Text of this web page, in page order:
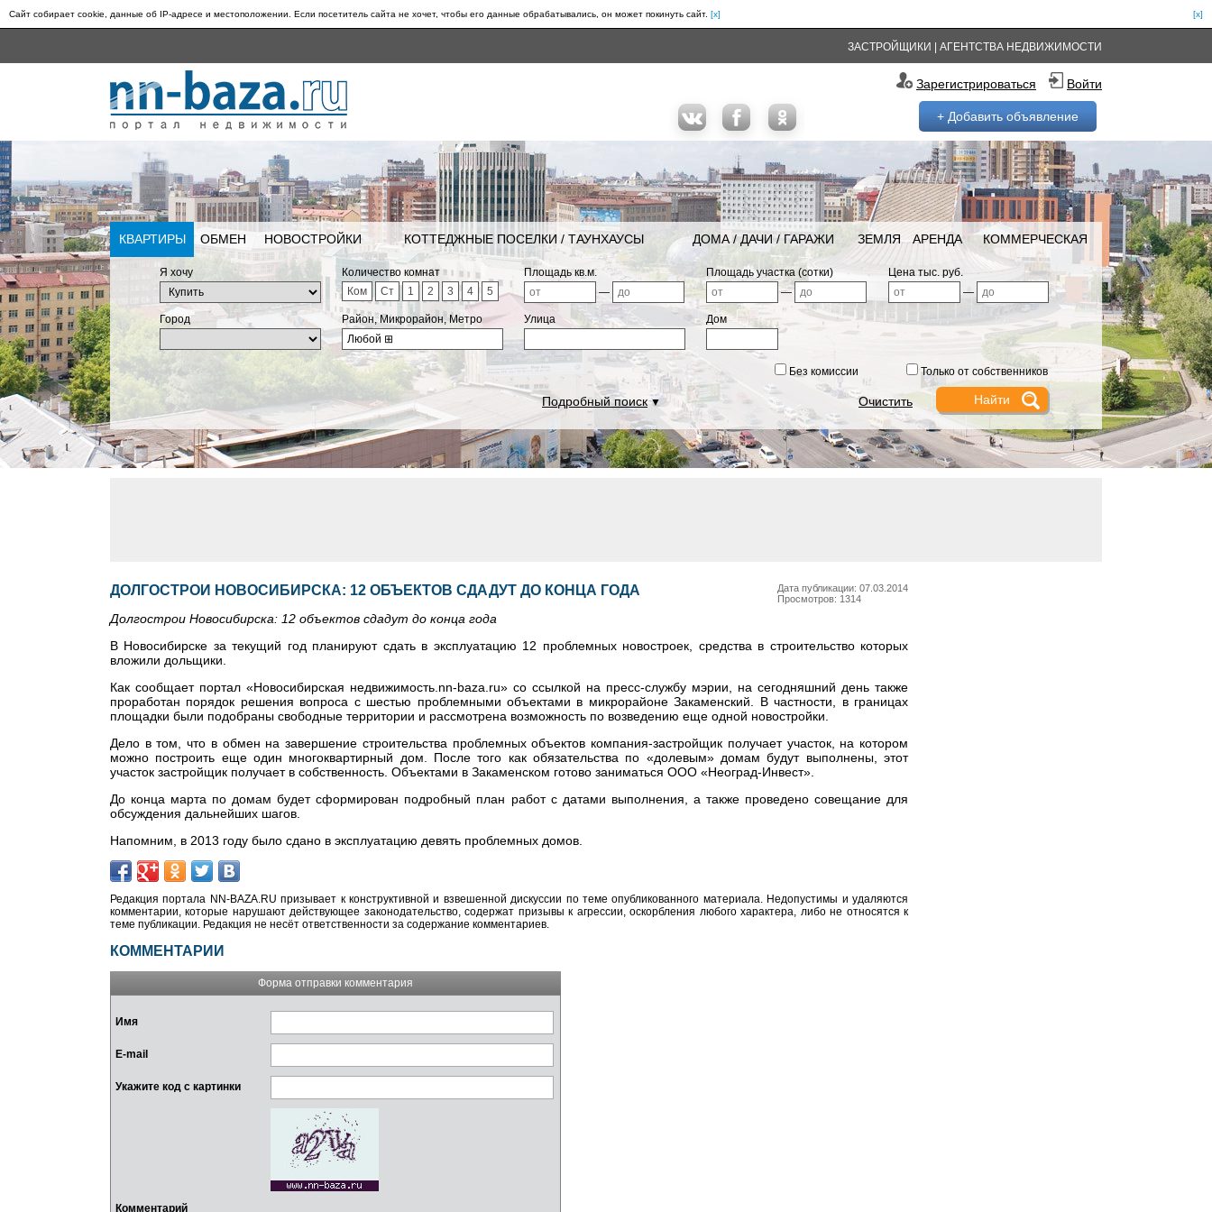
Сайт собирает cookie, данные об IP-адресе и местоположении. Если посетитель сайта не хочет, чтобы его данные обрабатывались, он может покинуть сайт. [x]
[x]
ЗАСТРОЙЩИКИ АГЕНТСТВА НЕДВИЖИМОСТИ
Зарегистрироваться Войти
+ Добавить объявление
КВАРТИРЫ ОБМЕН НОВОСТРОЙКИ КОТТЕДЖНЫЕ ПОСЕЛКИ / ТАУНХАУСЫ ДОМА / ДАЧИ / ГАРАЖИ ЗЕМЛЯ АРЕНДА КОММЕРЧЕСКАЯ
Я хочу
Количество комнат
Ком
Ст 1 2 3 4 5
Площадь кв.м.
—
Площадь участка (сотки)
—
Цена тыс. руб.
—
Город
Район, Микрорайон, Метро
Любой ⊞
Улица Дом
Без комиссии Только от собственников
Подробный поиск▼ Очистить
Дата публикации: 07.03.2014
Просмотров: 1314
ДОЛГОСТРОИ НОВОСИБИРСКА: 12 ОБЪЕКТОВ СДАДУТ ДО КОНЦА ГОДА
Долгострои Новосибирска: 12 объектов сдадут до конца года
В Новосибирске за текущий год планируют сдать в эксплуатацию 12 проблемных новостроек, средства в строительство которых
вложили дольщики.
Как сообщает портал «Новосибирская недвижимость.nn-baza.ru» со ссылкой на пресс-службу мэрии, на сегодняшний день также
проработан порядок решения вопроса с шестью проблемными объектами в микрорайоне Закаменский. В частности, в границах
площадки были подобраны свободные территории и рассмотрена возможность по возведению еще одной новостройки.
Дело в том, что в обмен на завершение строительства проблемных объектов компания-застройщик получает участок, на котором
можно построить еще один многоквартирный дом. После того как обязательства по «долевым» домам будут выполнены, этот
участок застройщик получает в собственность. Объектами в Закаменском готово заниматься ООО «Неоград-Инвест».
До конца марта по домам будет сформирован подробный план работ с датами выполнения, а также проведено совещание для
обсуждения дальнейших шагов.
Напомним, в 2013 году было сдано в эксплуатацию девять проблемных домов.
Редакция портала NN-BAZA.RU призывает к конструктивной и взвешенной дискуссии по теме опубликованного материала. Недопустимы и удаляются
комментарии, которые нарушают действующее законодательство, содержат призывы к агрессии, оскорбления любого характера, либо не относятся к
теме публикации. Редакция не несёт ответственности за содержание комментариев.
КОММЕНТАРИИ
Форма отправки комментария
Имя
E-mail
Укажите код с картинки
Комментарий